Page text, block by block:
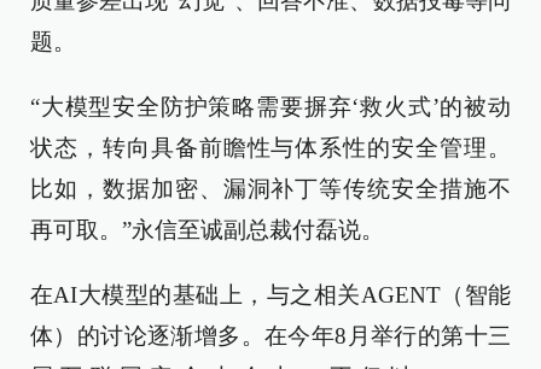
题。
“大模型安全防护策略需要摒弃‘救火式’的被动
状态，转向具备前瞻性与体系性的安全管理。
比如，数据加密、漏洞补丁等传统安全措施不
再可取。”永信至诚副总裁付磊说。
在AI大模型的基础上，与之相关AGENT（智能
体）的讨论逐渐增多。在今年8月举行的第十三